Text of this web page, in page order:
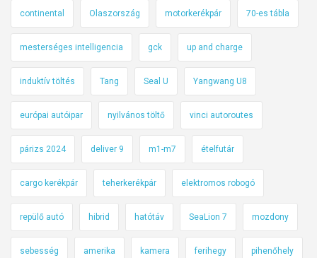
continental Olaszország motorkerékpár 70-es tábla
mesterséges intelligencia gck up and charge
induktív töltés Tang Seal U Yangwang U8
európai autóipar nyilvános töltő vinci autoroutes
párizs 2024 deliver 9 m1-m7 ételfutár
cargo kerékpár teherkerékpár elektromos robogó
repülő autó hibrid hatótáv SeaLion 7 mozdony
sebesség amerika kamera ferihegy pihenőhely